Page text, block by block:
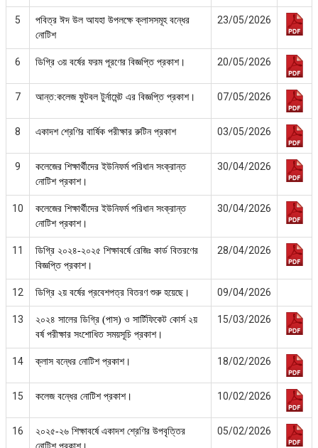
5
পবিত্র ঈদ উল আযহা উপলক্ষে ক্লাসসমূহ বন্ধের
নোটিশ
23/05/2026
6 ডিগ্রি ৩য় বর্ষের ফরম পূরণের বিজ্ঞপ্তি প্রকাশ। 20/05/2026
7 আন্ত:কলেজ ফুটবল টুর্নামেন্ট এর বিজ্ঞপ্তি প্রকাশ। 07/05/2026
8 একাদশ শ্রেণির বার্ষিক পরীক্ষার রুটিন প্রকাশ 03/05/2026
9
কলেজের শিক্ষার্থীদের ইউনিফর্ম পরিধান সংক্রান্ত
নোটিশ প্রকাশ।
30/04/2026
10
কলেজের শিক্ষার্থীদের ইউনিফর্ম পরিধান সংক্রান্ত
নোটিশ প্রকাশ।
30/04/2026
11
ডিগ্রি ২০২৪-২০২৫ শিক্ষাবর্ষে রেজিঃ কার্ড বিতরণের
বিজ্ঞপ্তি প্রকাশ।
28/04/2026
12 ডিগ্রি ২য় বর্ষের প্রবেশপত্র বিতরণ শুরু হয়েছে। 09/04/2026
13
২০২৪ সালের ডিগ্রি (পাস) ও সার্টিফিকেট কোর্স ২য়
বর্ষ পরীক্ষার সংশোধিত সময়সূচি প্রকাশ।
15/03/2026
14 ক্লাস বন্ধের নোটিশ প্রকাশ। 18/02/2026
15 কলেজ বন্ধের নোটিশ প্রকাশ। 10/02/2026
16
২০২৫-২৬ শিক্ষাবর্ষে একাদশ শ্রেণির উপবৃত্তির
05/02/2026